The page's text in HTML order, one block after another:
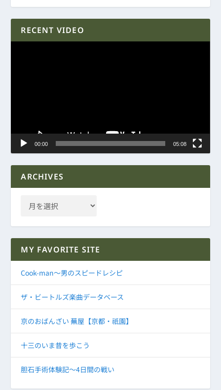
RECENT VIDEO
00:00 05:08
ARCHIVES
MY FAVORITE SITE
Cook-man～男のスピードレシピ
ザ・ビートルズ楽曲データベース
京のおばんざい 蕪屋【京都・祇園】
十三のいま昔を歩こう
胆石手術体験記～4日間の戦い